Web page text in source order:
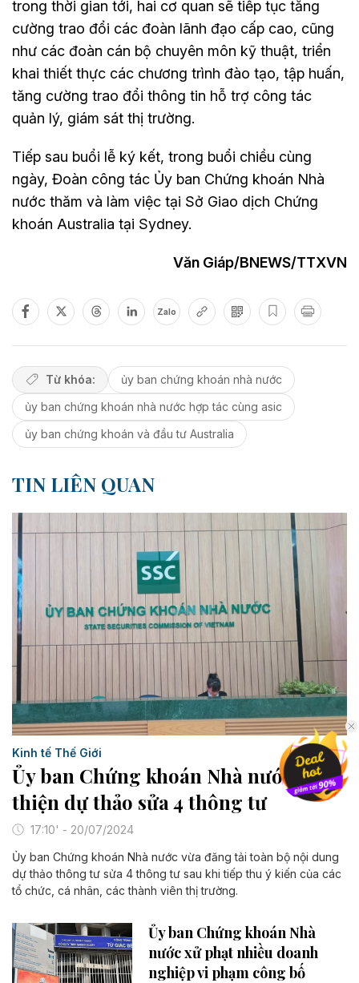
trong thời gian tới, hai cơ quan sẽ tiếp tục tăng
cường trao đổi các đoàn lãnh đạo cấp cao, cũng
như các đoàn cán bộ chuyên môn kỹ thuật, triển
khai thiết thực các chương trình đào tạo, tập huấn,
tăng cường trao đổi thông tin hỗ trợ công tác
quản lý, giám sát thị trường.
Tiếp sau buổi lễ ký kết, trong buổi chiều cùng
ngày, Đoàn công tác Ủy ban Chứng khoán Nhà
nước thăm và làm việc tại Sở Giao dịch Chứng
khoán Australia tại Sydney.
Văn Giáp/BNEWS/TTXVN
Zalo
Từ khóa:
ủy ban chứng khoán nhà nước
ủy ban chứng khoán nhà nước hợp tác cùng asic
ủy ban chứng khoán và đầu tư Australia
TIN LIÊN QUAN
Kinh tế Thế Giới
Ủy ban Chứng khoán Nhà nước hoàn
thiện dự thảo sửa 4 thông tư
17:10' - 20/07/2024
Ủy ban Chứng khoán Nhà nước vừa đăng tải toàn bộ nội dung
dự thảo thông tư sửa 4 thông tư sau khi tiếp thu ý kiến của các
tổ chức, cá nhân, các thành viên thị trường.
Ủy ban Chứng khoán Nhà
nước xử phạt nhiều doanh
nghiệp vi phạm công bố